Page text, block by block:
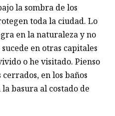
la sombra de los
toda la ciudad. Lo
en la naturaleza y no
en otras capitales
o he visitado. Pienso
en los baños
basura al costado de